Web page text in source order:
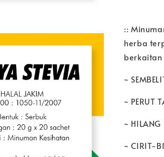
::
herba
berkaitan
~
~ PERUT
~ HILANG
~ CIRIT-